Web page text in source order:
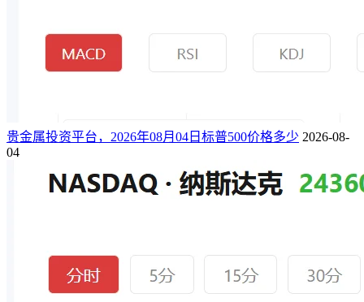
贵金属投资平台，2026年08月04日标普500价格多少 2026-08-
04